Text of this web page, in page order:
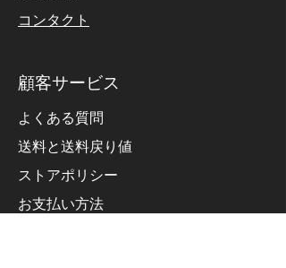
TCM モジュール プログラ
ーション
コンタクト
顧客サービス
よくある質問
送料と送料戻り値
ストアポリシー
お支払い方法